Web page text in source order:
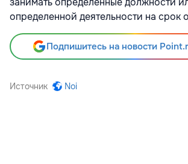
определенной деятельности на срок
Подпишитесь на новости
Источник Noi